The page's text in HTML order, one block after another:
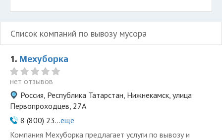
Список компаний по вывозу мусора
1. Мехуборка
нет отзывов
Россия, Республика Татарстан, Нижнекамск, улица
Первопроходцев, 27А
8 (800) 23...ещё
Компания Мехуборка предлагает услуги по вывозу и